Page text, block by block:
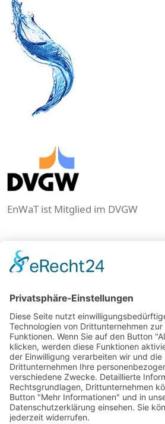
EnWaT ist Mitglied im DVGW
Kontakt
AGB
Impressum
Datenschutz
Sitemap